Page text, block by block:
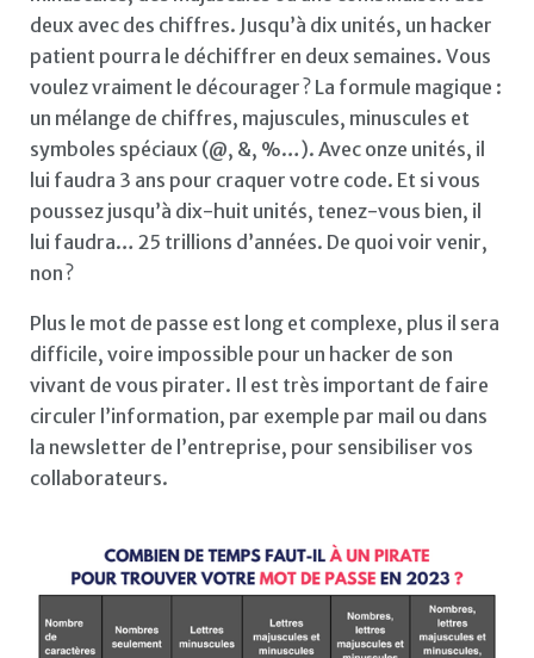
deux avec des chiffres. Jusqu’à dix unités, un hacker
patient pourra le déchiffrer en deux semaines. Vous
voulez vraiment le décourager ? La formule magique :
un mélange de chiffres, majuscules, minuscules et
symboles spéciaux (@, &, %…). Avec onze unités, il
lui faudra 3 ans pour craquer votre code. Et si vous
poussez jusqu’à dix-huit unités, tenez-vous bien, il
lui faudra… 25 trillions d’années. De quoi voir venir,
non ?
Plus le mot de passe est long et complexe, plus il sera
difficile, voire impossible pour un hacker de son
vivant de vous pirater. Il est très important de faire
circuler l’information, par exemple par mail ou dans
la newsletter de l’entreprise, pour sensibiliser vos
collaborateurs.